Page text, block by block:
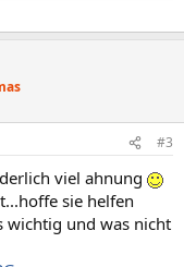
#3
viel ahnung
sie helfen
wichtig und was nicht